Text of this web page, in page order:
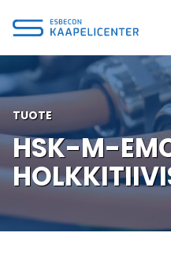
sisältöön
TUOTE
HSK-M-